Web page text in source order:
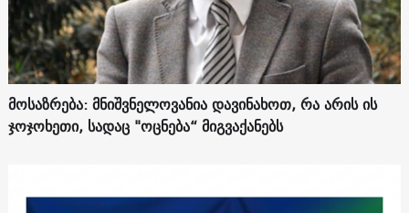
მოსაზრება: მნიშვნელოვანია დავინახოთ, რა არის ის
ჯოჯოხეთი, სადაც "ოცნება“ მიგვაქანებს